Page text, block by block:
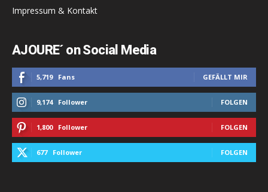
Impressum & Kontakt
AJOURE´ on Social Media
5,719 Fans GEFÄLLT MIR
9,174 Follower FOLGEN
1,800 Follower FOLGEN
677 Follower FOLGEN